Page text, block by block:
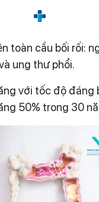
toàn cầu bối rối:
ung thư phổi.
với tốc độ đáng
50% trong 30